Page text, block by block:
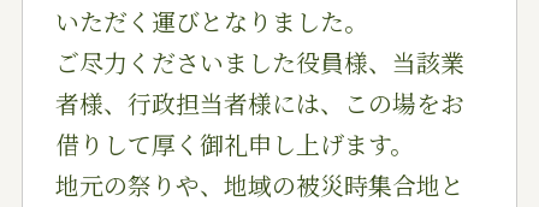
いただく運びとなりました。
ご尽力くださいました役員様、当該業
者様、行政担当者様には、この場をお
借りして厚く御礼申し上げます。
地元の祭りや、地域の被災時集合地と